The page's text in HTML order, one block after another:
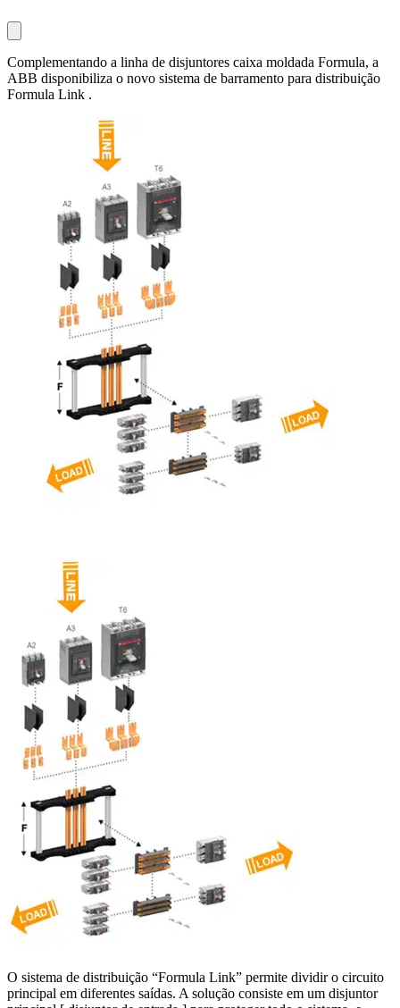
Complementando a linha de disjuntores caixa moldada Formula, a
ABB disponibiliza o novo sistema de barramento para distribuição
Formula Link .
O sistema de distribuição “Formula Link” permite dividir o circuito
principal em diferentes saídas. A solução consiste em um disjuntor